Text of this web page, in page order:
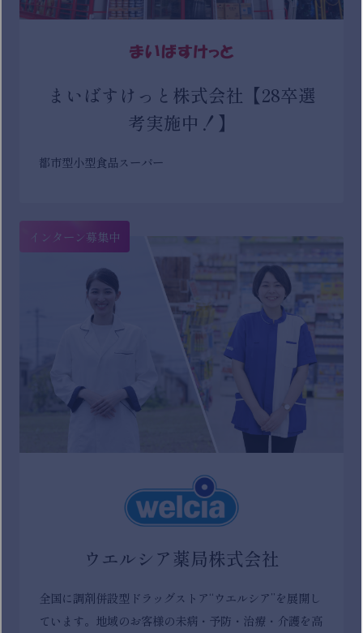
まいばすけっと株式会社【28卒選
考実施中！】
都市型小型食品スーパー
インターン募集中
ウエルシア薬局株式会社
全国に調剤併設型ドラッグストア“ウエルシア”を展開し
ています。地域のお客様の未病・予防・治療・介護を高